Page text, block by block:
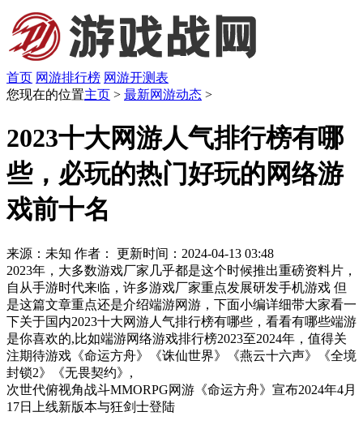
首页 网游排行榜 网游开测表
您现在的位置主页 > 最新网游动态 >
2023十大网游人气排行榜有哪
些，必玩的热门好玩的网络游
戏前十名
来源：未知 作者：
更新时间：2024-04-13 03:48
2023年，大多数游戏厂家几乎都是这个时候推出重磅资料片，
自从手游时代来临，许多游戏厂家重点发展研发手机游戏 但
是这篇文章重点还是介绍端游网游，下面小编详细带大家看一
下关于国内2023十大网游人气排行榜有哪些，看看有哪些端游
是你喜欢的,比如端游网络游戏排行榜2023至2024年，值得关
注期待游戏《命运方舟》《诛仙世界》《燕云十六声》《全境
封锁2》《无畏契约》,
次世代俯视角战斗MMORPG网游《命运方舟》宣布2024年4月
17日上线新版本与狂剑士登陆